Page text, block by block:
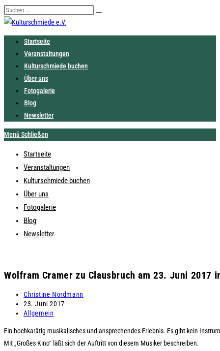
Zum
Inhalt
springen
Diese
Website
durchsuchen
Startseite
Veranstaltungen
Kulturschmiede buchen
Über uns
Fotogalerie
Blog
Newsletter
Menü Schließen
Startseite
Veranstaltungen
Kulturschmiede buchen
Über uns
Fotogalerie
Blog
Newsletter
Wolfram Cramer zu Clausbruch am 23. Juni 2017
Beitrags-
Autor:
Christine Nordmann
Beitrag
veröffentlicht:
23. Juni 2017
Beitrags-
Allgemein
Ein hochkarätig musikalisches und ansprechendes Erlebnis. Es gibt kein
Mit „Großes Kino“ läßt sich der Auftritt von diesem Musiker beschreiben.